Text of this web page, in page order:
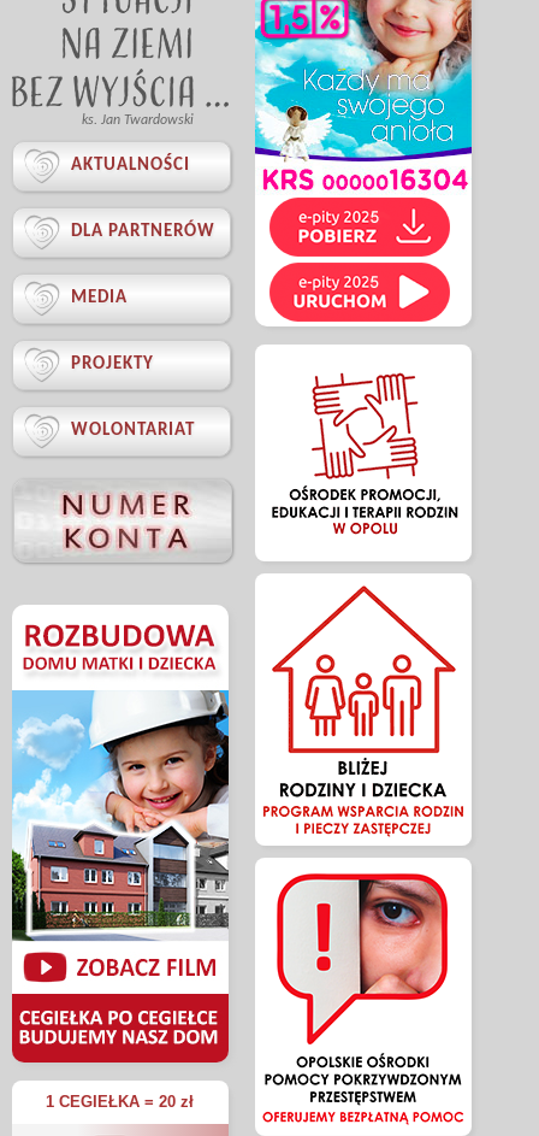
ks. Jan Twardowski
 AKTUALNOŚCI
 DLA PARTNERÓW
 MEDIA
 PROJEKTY
 WOLONTARIAT
1 CEGIEŁKA = 20 zł